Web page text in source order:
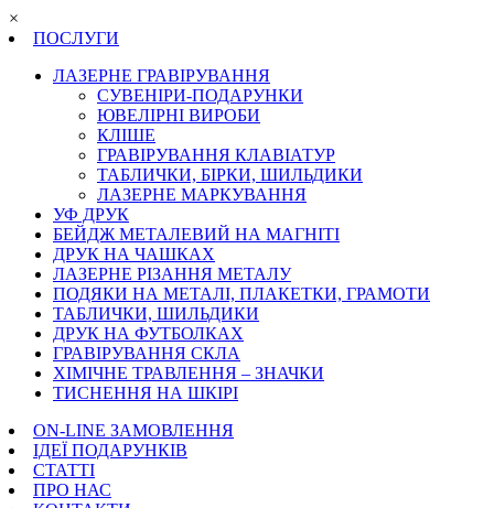
×
ПОСЛУГИ
ЛАЗЕРНЕ ГРАВІРУВАННЯ
СУВЕНІРИ-ПОДАРУНКИ
ЮВЕЛІРНІ ВИРОБИ
КЛІШЕ
ГРАВІРУВАННЯ КЛАВІАТУР
ТАБЛИЧКИ, БІРКИ, ШИЛЬДИКИ
ЛАЗЕРНЕ МАРКУВАННЯ
УФ ДРУК
БЕЙДЖ МЕТАЛЕВИЙ НА МАГНІТІ
ДРУК НА ЧАШКАХ
ЛАЗЕРНЕ РІЗАННЯ МЕТАЛУ
ПОДЯКИ НА МЕТАЛІ, ПЛАКЕТКИ, ГРАМОТИ
ТАБЛИЧКИ, ШИЛЬДИКИ
ДРУК НА ФУТБОЛКАХ
ГРАВІРУВАННЯ СКЛА
ХІМІЧНЕ ТРАВЛЕННЯ – ЗНАЧКИ
ТИСНЕННЯ НА ШКІРІ
ON-LINE ЗАМОВЛЕННЯ
ІДЕЇ ПОДАРУНКІВ
СТАТТІ
ПРО НАС